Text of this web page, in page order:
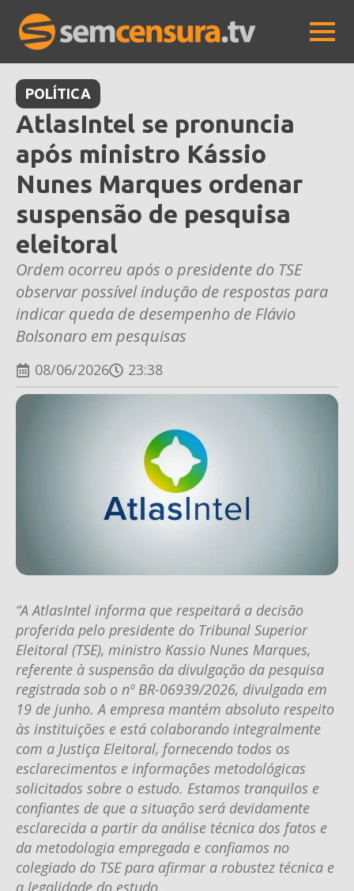
POLÍTICA
AtlasIntel se pronuncia
após ministro Kássio
Nunes Marques ordenar
suspensão de pesquisa
eleitoral
Ordem ocorreu após o presidente do TSE
observar possível indução de respostas para
indicar queda de desempenho de Flávio
Bolsonaro em pesquisas
08/06/2026 23:38
“A AtlasIntel informa que respeitará a decisão
proferida pelo presidente do Tribunal Superior
Eleitoral (TSE), ministro Kassio Nunes Marques,
referente à suspensão da divulgação da pesquisa
registrada sob o nº BR-06939/2026, divulgada em
19 de junho. A empresa mantém absoluto respeito
às instituições e está colaborando integralmente
com a Justiça Eleitoral, fornecendo todos os
esclarecimentos e informações metodológicas
solicitados sobre o estudo. Estamos tranquilos e
confiantes de que a situação será devidamente
esclarecida a partir da análise técnica dos fatos e
da metodologia empregada e confiamos no
colegiado do TSE para afirmar a robustez técnica e